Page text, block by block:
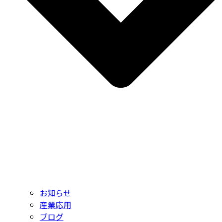
お知らせ
産業応用
ブログ